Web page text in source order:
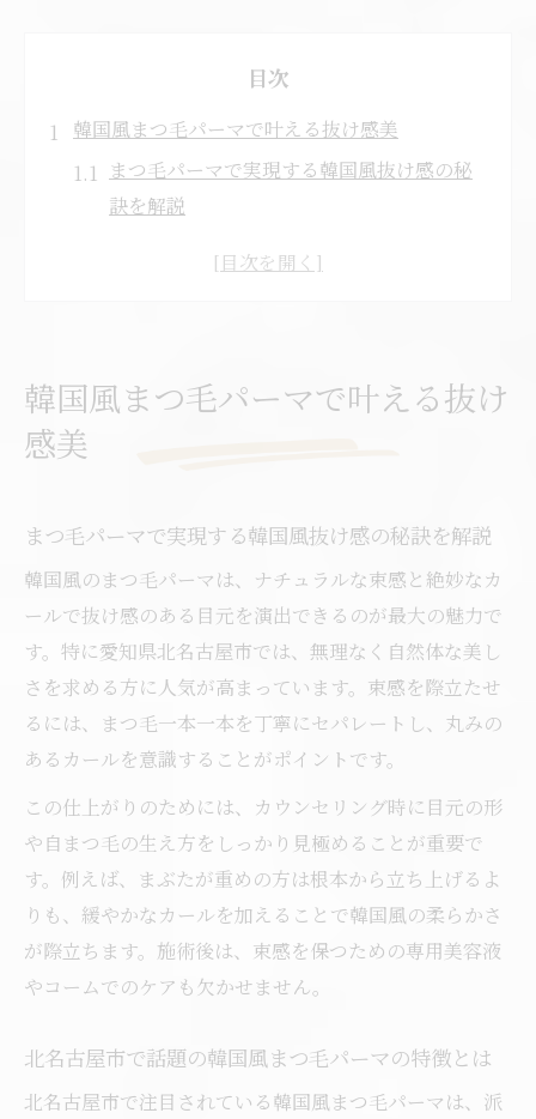
目次
韓国風まつ毛パーマで叶える抜け感美
まつ毛パーマで実現する韓国風抜け感の秘
訣を解説
まつ毛パーマ体験で叶う目元美とメイク時
愛知県北名古屋市で話題の韓国風束感術
北名古屋市のまつ毛パーマが韓国風に人気
の理由
韓国風まつ毛パーマで叶える束感デザイン
サロン選びで重視したい韓国風まつ毛パー
まつ毛パーマで目元の印象を変える韓国風
束感の魅力
愛知で体験できる韓国風まつ毛パーマのポ
イント解説
自然派さんにもおすすめなまつ毛パーマ体験
選び方
まつ毛パーマで叶えるナチュラルな韓国風
韓国風まつ毛パーマで叶える抜け
感美
まつ毛パーマで実現する韓国風抜け感の秘訣を解説
韓国風のまつ毛パーマは、ナチュラルな束感と絶妙なカ
ールで抜け感のある目元を演出できるのが最大の魅力で
す。特に愛知県北名古屋市では、無理なく自然体な美し
さを求める方に人気が高まっています。束感を際立たせ
るには、まつ毛一本一本を丁寧にセパレートし、丸みの
あるカールを意識することがポイントです。
この仕上がりのためには、カウンセリング時に目元の形
や自まつ毛の生え方をしっかり見極めることが重要で
す。例えば、まぶたが重めの方は根本から立ち上げるよ
りも、緩やかなカールを加えることで韓国風の柔らかさ
が際立ちます。施術後は、束感を保つための専用美容液
やコームでのケアも欠かせません。
北名古屋市で話題の韓国風まつ毛パーマの特徴とは
北名古屋市で注目されている韓国風まつ毛パーマは、派